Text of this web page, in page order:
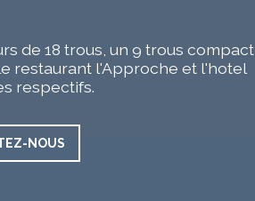
de 18 trous, un 9 trous compact
restaurant l'Approche et l'hotel
respectifs.
NOUS